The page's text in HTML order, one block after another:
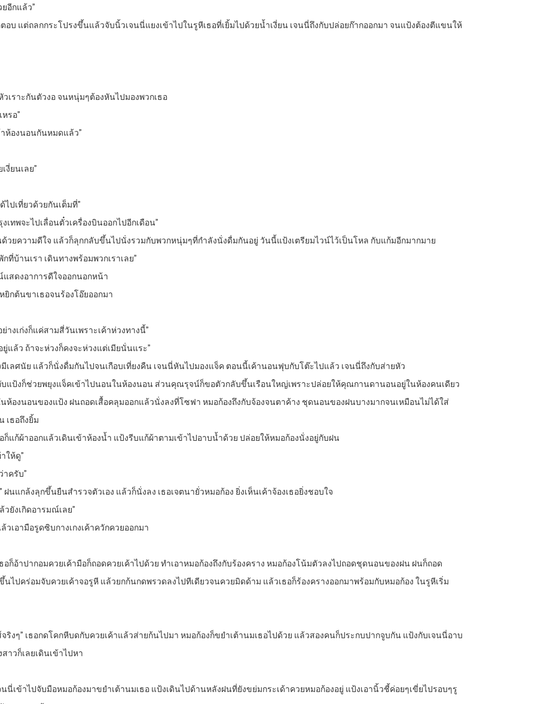
อีกแล้ว”
อบ แต่ถลกกระโปรงขึ้นแล้วจับนิ้วเจนนี่แยงเข้าไปในรูหีเธอที่เยิ้มไปด้วยน้ำเงี่ยน เจนนี่ถึงกับปล่อยก๊ากออกมา จนแป้งต้องตีแขนให้
เราะกันตัวงอ จนหนุ่มๆต้องหันไปมองพวกเธอ
รอ”
ห้องนอนกันหมดแล้ว”
งี่ยนเลย”
ปเที่ยวด้วยกันเต็มที่”
เทพจะไปเลื่อนตั๋วเครื่องบินออกไปอีกเดือน”
ด้วยความดีใจ แล้วก็ลุกกลับขึ้นไปนั่งรวมกับพวกหนุ่มๆที่กำลังนั่งดื่มกันอยู่ วันนี้แป้งเตรียมไวน์ไว้เป็นโหล กับแก้มอีกมากมาย
บ้านเรา เดินทางพร้อมพวกเราเลย”
สดงอาการดีใจออกนอกหน้า
ยิกต้นขาเธอจนร้องโอ๊ยออกมา
งเก่งก็แค่สามสี่วันเพราะเค้าห่วงทางนี้”
แล้ว ถ้าจะห่วงก็คงจะห่วงแต่เมียนั่นแระ”
ลศนัย แล้วก็นั่งดื่มกันไปจนเกือบเที่ยงคืน เจนนี่หันไปมองแจ็ค ตอนนี้เค้านอนฟุบกับโต๊ะไปแล้ว เจนนี่ถึงกับส่ายหัว
กับแป้งก็ช่วยพยุงแจ็คเข้าไปนอนในห้องนอน ส่วนคุณรุจน์ก็ขอตัวกลับขึ้นเรือนใหญ่เพราะปล่อยให้คุณกานดานอนอยู่ในห้องคนเดียว
องนอนของแป้ง ฝนถอดเสื้อคลุมออกแล้วนั่งลงที่โซฟา หมอก้องถึงกับจ้องจนตาค้าง ชุดนอนของฝนบางมากจนเหมือนไม่ได้ใส่
เธอถึงยิ้ม
ก็แก้ผ้าออกแล้วเดินเข้าห้องน้ำ แป้งรีบแก้ผ้าตามเข้าไปอาบน้ำด้วย ปล่อยให้หมอก้องนั่งอยู่กับฝน
ให้ดู”
ครับ”
นแกล้งลุกขึ้นยืนสำรวจตัวเอง แล้วก็นั่งลง เธอเจตนายั่วหมอก้อง ยิ่งเห็นเค้าจ้องเธอยิ่งชอบใจ
วยังเกิดอารมณ์เลย”
วเอามือรูดซิบกางเกงเค้าควักควยออกมา
ก็อ้าปากอมควยเค้ามือก็ถอดควยเค้าไปด้วย ทำเอาหมอก้องถึงกับร้องคราง หมอก้องโน้มตัวลงไปถอดชุดนอนของฝน ฝนก็ถอด
นไปคร่อมจับควยเค้าจอรูหี แล้วยกก้นกดพรวดลงไปทีเดียวจนควยมิดด้าม แล้วเธอก็ร้องครางออกมาพร้อมกับหมอก้อง ในรูหีเริ่ม
งๆ” เธอกดโคกหีบดกับควยเค้าแล้วส่ายก้นไปมา หมอก้องก็ขยำเต้านมเธอไปด้วย แล้วสองคนก็ประกบปากจูบกัน แป้งกับเจนนี่อาบ
าวก็เลยเดินเข้าไปหา
นนี่เข้าไปจับมือหมอก้องมาขยำเต้านมเธอ แป้งเดินไปด้านหลังฝนที่ยังขย่มกระเด้าควยหมอก้องอยู่ แป้งเอานิ้วชี้ค่อยๆเขี่ยไปรอบๆรู